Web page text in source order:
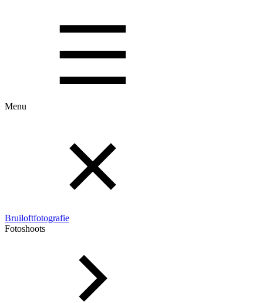
Menu
Bruiloftfotografie
Fotoshoots